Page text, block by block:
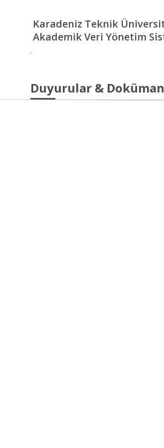
Karadeniz Teknik
Akademik Veri Yönetim
Duyurular &